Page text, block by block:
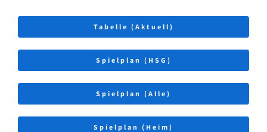
Tabelle (Aktuell)
Spielplan (HSG)
Spielplan (Alle)
Spielplan (Heim)